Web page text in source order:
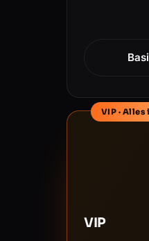
VIP ·
VIP